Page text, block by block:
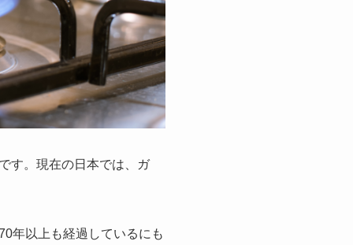
す。現在の日本では、ガ
年以上も経過しているにも